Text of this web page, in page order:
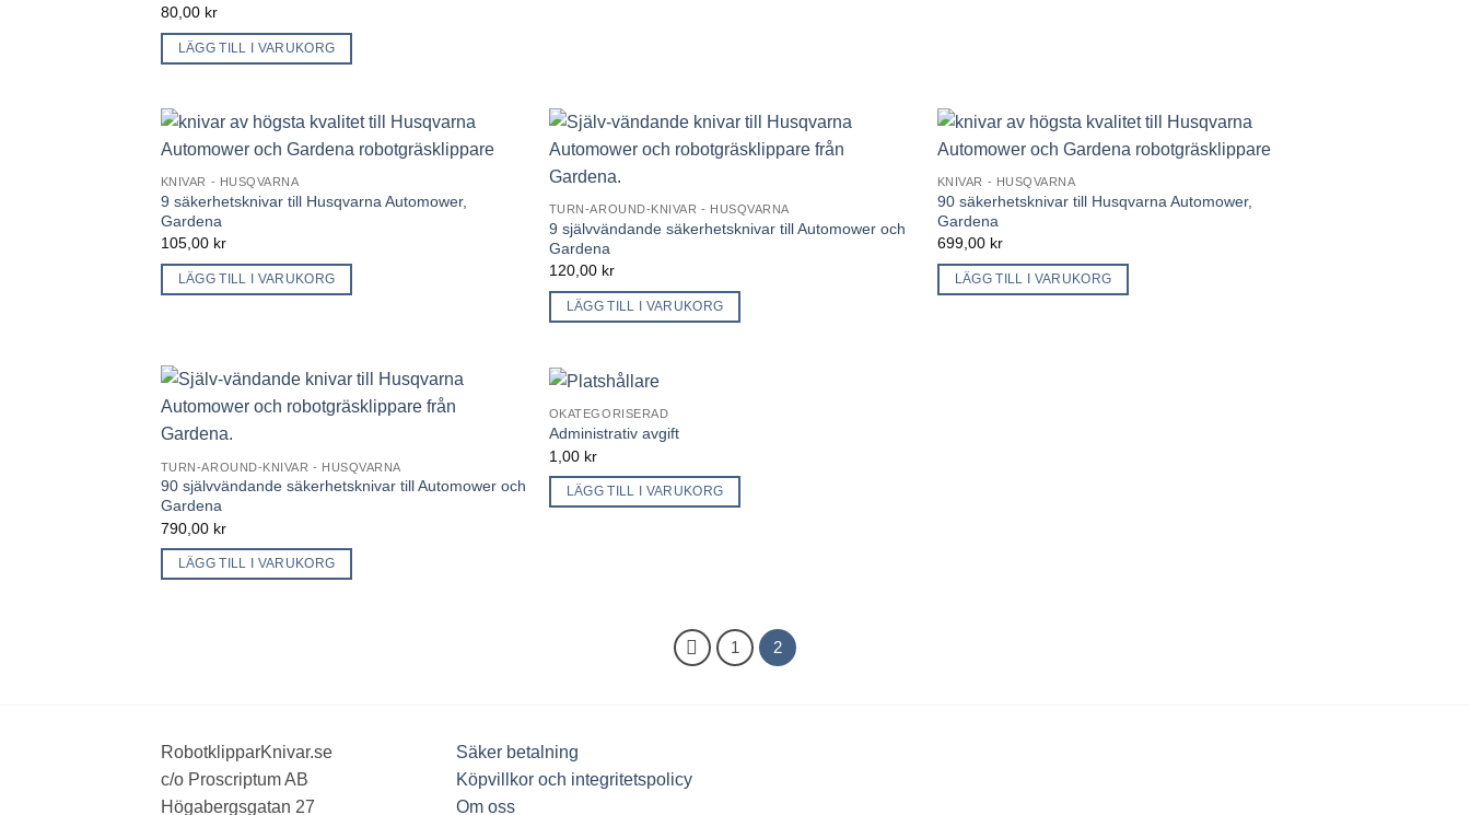
80,00 kr
LÄGG TILL I VARUKORG
KNIVAR - HUSQVARNA
9 säkerhetsknivar till Husqvarna Automower,
Gardena
105,00 kr
LÄGG TILL I VARUKORG
TURN-AROUND-KNIVAR - HUSQVARNA
9 självvändande säkerhetsknivar till Automower och
Gardena
120,00 kr
LÄGG TILL I VARUKORG
KNIVAR - HUSQVARNA
90 säkerhetsknivar till Husqvarna Automower,
Gardena
699,00 kr
LÄGG TILL I VARUKORG
TURN-AROUND-KNIVAR - HUSQVARNA
90 självvändande säkerhetsknivar till Automower och
Gardena
790,00 kr
LÄGG TILL I VARUKORG
OKATEGORISERAD
Administrativ avgift
1,00 kr
LÄGG TILL I VARUKORG
1 2
RobotklipparKnivar.se
c/o Proscriptum AB
Högabergsgatan 27
Säker betalning
Köpvillkor och integritetspolicy
Om oss